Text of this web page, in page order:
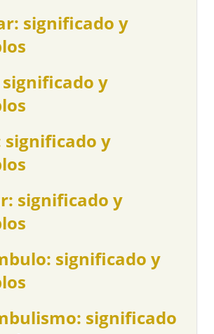
significado y
y
significado y
significado y
significado y
significado